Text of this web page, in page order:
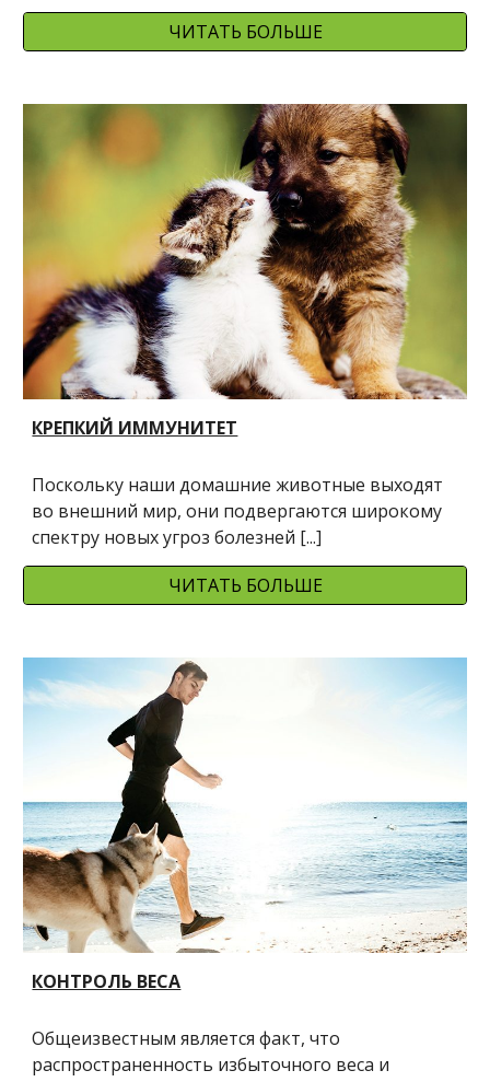
ЧИТАТЬ БОЛЬШЕ
КРЕПКИЙ ИММУНИТЕТ
Поскольку наши домашние животные выходят
во внешний мир, они подвергаются широкому
спектру новых угроз болезней [...]
ЧИТАТЬ БОЛЬШЕ
КОНТРОЛЬ ВЕСА
Общеизвестным является факт, что
распространенность избыточного веса и